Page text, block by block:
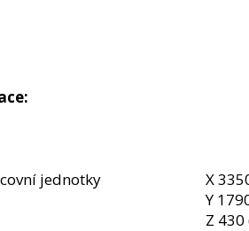
jednotky
X
Y
Z